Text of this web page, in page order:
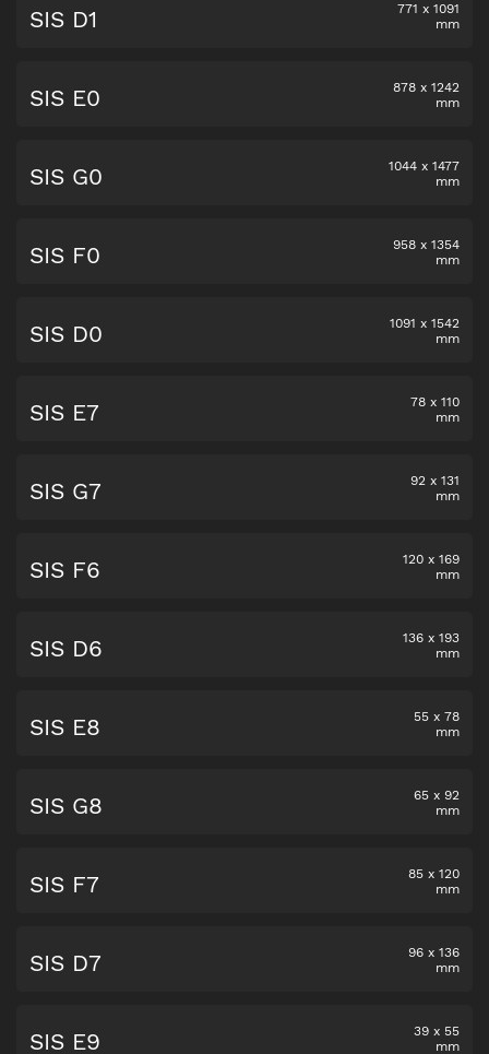
SIS D1 771 x 1091
mm
SIS E0 878 x 1242
mm
SIS G0 1044 x 1477
mm
SIS F0 958 x 1354
mm
SIS D0 1091 x 1542
mm
SIS E7 78 x 110
mm
SIS G7 92 x 131
mm
SIS F6 120 x 169
mm
SIS D6 136 x 193
mm
SIS E8 55 x 78
mm
SIS G8 65 x 92
mm
SIS F7 85 x 120
mm
SIS D7 96 x 136
mm
SIS E9 39 x 55
mm